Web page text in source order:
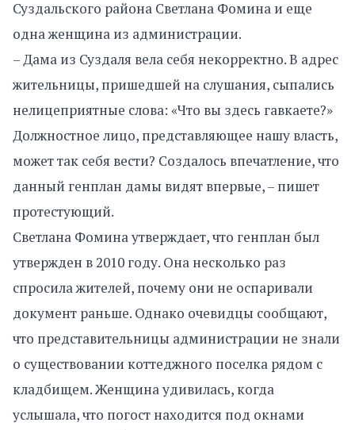
Суздальского района Светлана Фомина и еще
одна женщина из администрации.
– Дама из Суздаля вела себя некорректно. В адрес
жительницы, пришедшей на слушания, сыпались
нелицеприятные слова: «Что вы здесь гавкаете?»
Должностное лицо, представляющее нашу власть,
может так себя вести? Создалось впечатление, что
данный генплан дамы видят впервые, – пишет
протестующий.
Светлана Фомина утверждает, что генплан был
утвержден в 2010 году. Она несколько раз
спросила жителей, почему они не оспаривали
документ раньше. Однако очевидцы сообщают,
что представительницы администрации не знали
о существовании коттеджного поселка рядом с
кладбищем. Женщина удивилась, когда
услышала, что погост находится под окнами